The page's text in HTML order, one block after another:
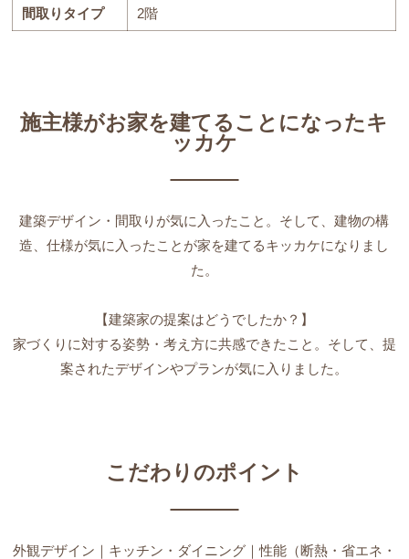
間取りタイプ 2階
施主様がお家を建てることになったキ
ッカケ
建築デザイン・間取りが気に入ったこと。そして、建物の構
造、仕様が気に入ったことが家を建てるキッカケになりまし
た。
【建築家の提案はどうでしたか？】
家づくりに対する姿勢・考え方に共感できたこと。そして、提
案されたデザインやプランが気に入りました。
こだわりのポイント
外観デザイン｜キッチン・ダイニング｜性能（断熱・省エネ・